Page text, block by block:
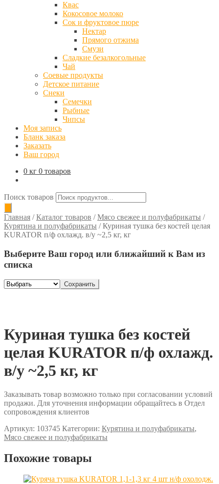
Квас
Кокосовое молоко
Сок и фруктовое пюре
Нектар
Прямого отжима
Смузи
Сладкие безалкогольные
Чай
Соевые продукты
Детское питание
Снеки
Семечки
Рыбные
Чипсы
Моя запись
Бланк заказа
Заказать
Ваш город
0 кг 0 товаров
Поиск товаров
Главная /Каталог товаров /Мясо свежее и полуфабрикаты /
Курятина и полуфабрикаты /Куриная тушка без костей целая
KURATOR п/ф охлажд. в/у ~2,5 кг, кг
Выберите Ваш город или ближайший к Вам из
списка
Сохранить
Куриная тушка без костей
целая KURATOR п/ф охлажд.
в/у ~2,5 кг, кг
Заказывать товар возможно только при согласовании условий
продажи. Для уточнения информации обращайтесь в Отдел
сопровождения клиентов
Артикул: 103745 Категории: Курятина и полуфабрикаты,
Мясо свежее и полуфабрикаты
Похожие товары